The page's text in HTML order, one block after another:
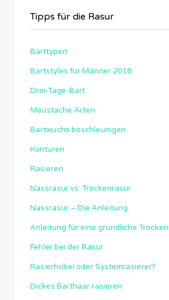
Tipps für die Rasur
Barttypen
Bartstyles für Männer 2018
Drei-Tage-Bart
Moustache Arten
Bartwuchs beschleunigen
Konturen
Rasieren
Nassrasur vs. Trockenrasur
Nassrasur – Die Anleitung
Anleitung für eine gründliche
Fehler bei der Rasur
Rasierhobel oder Systemrasierer?
Dickes Barthaar rasieren